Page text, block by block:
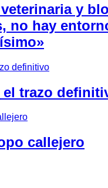
y
no hay
el trazo
callejero